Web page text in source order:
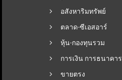
อสังหาริมทรัพย์
ตลาด-ซีเอสอาร์
หุ้น-กองทุนรวม
การเงิน การธนาคาร
ขายตรง